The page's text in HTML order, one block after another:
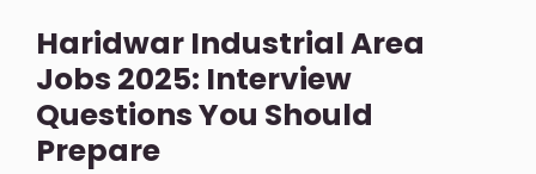
Haridwar Industrial Area
Jobs 2025: Interview
Questions You Should
Prepare